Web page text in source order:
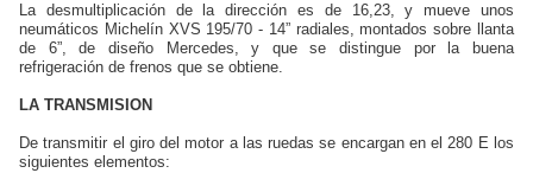
La desmultiplicación de la dirección es de 16,23, y mueve unos
neumáticos Michelín XVS 195/70 - 14” radiales, montados sobre llanta
de 6”, de diseño Mercedes, y que se distingue por la buena
refrigeración de frenos que se obtiene.
LA TRANSMISION
De transmitir el giro del motor a las ruedas se encargan en el 280 E los
siguientes elementos: